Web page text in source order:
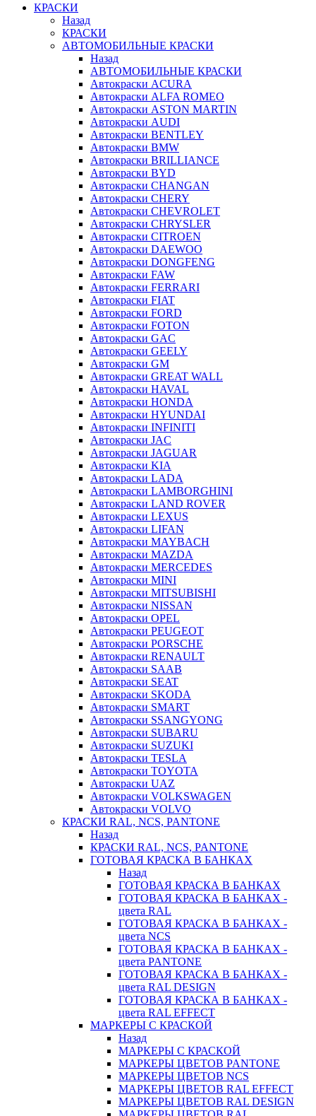
КРАСКИ
Назад
КРАСКИ
АВТОМОБИЛЬНЫЕ КРАСКИ
Назад
АВТОМОБИЛЬНЫЕ КРАСКИ
Автокраски ACURA
Автокраски ALFA ROMEO
Автокраски ASTON MARTIN
Автокраски AUDI
Автокраски BENTLEY
Автокраски BMW
Автокраски BRILLIANCE
Автокраски BYD
Автокраски CHANGAN
Автокраски CHERY
Автокраски CHEVROLET
Автокраски CHRYSLER
Автокраски CITROEN
Автокраски DAEWOO
Автокраски DONGFENG
Автокраски FAW
Автокраски FERRARI
Автокраски FIAT
Автокраски FORD
Автокраски FOTON
Автокраски GAC
Автокраски GEELY
Автокраски GM
Автокраски GREAT WALL
Автокраски HAVAL
Автокраски HONDA
Автокраски HYUNDAI
Автокраски INFINITI
Автокраски JAC
Автокраски JAGUAR
Автокраски KIA
Автокраски LADA
Автокраски LAMBORGHINI
Автокраски LAND ROVER
Автокраски LEXUS
Автокраски LIFAN
Автокраски MAYBACH
Автокраски MAZDA
Автокраски MERCEDES
Автокраски MINI
Автокраски MITSUBISHI
Автокраски NISSAN
Автокраски OPEL
Автокраски PEUGEOT
Автокраски PORSCHE
Автокраски RENAULT
Автокраски SAAB
Автокраски SEAT
Автокраски SKODA
Автокраски SMART
Автокраски SSANGYONG
Автокраски SUBARU
Автокраски SUZUKI
Автокраски TESLA
Автокраски TOYOTA
Автокраски UAZ
Автокраски VOLKSWAGEN
Автокраски VOLVO
КРАСКИ RAL, NCS, PANTONE
Назад
КРАСКИ RAL, NCS, PANTONE
ГОТОВАЯ КРАСКА В БАНКАХ
Назад
ГОТОВАЯ КРАСКА В БАНКАХ
ГОТОВАЯ КРАСКА В БАНКАХ -
цвета RAL
ГОТОВАЯ КРАСКА В БАНКАХ -
цвета NCS
ГОТОВАЯ КРАСКА В БАНКАХ -
цвета PANTONE
ГОТОВАЯ КРАСКА В БАНКАХ -
цвета RAL DESIGN
ГОТОВАЯ КРАСКА В БАНКАХ -
цвета RAL EFFECT
МАРКЕРЫ С КРАСКОЙ
Назад
МАРКЕРЫ С КРАСКОЙ
МАРКЕРЫ ЦВЕТОВ PANTONE
МАРКЕРЫ ЦВЕТОВ NCS
МАРКЕРЫ ЦВЕТОВ RAL EFFECT
МАРКЕРЫ ЦВЕТОВ RAL DESIGN